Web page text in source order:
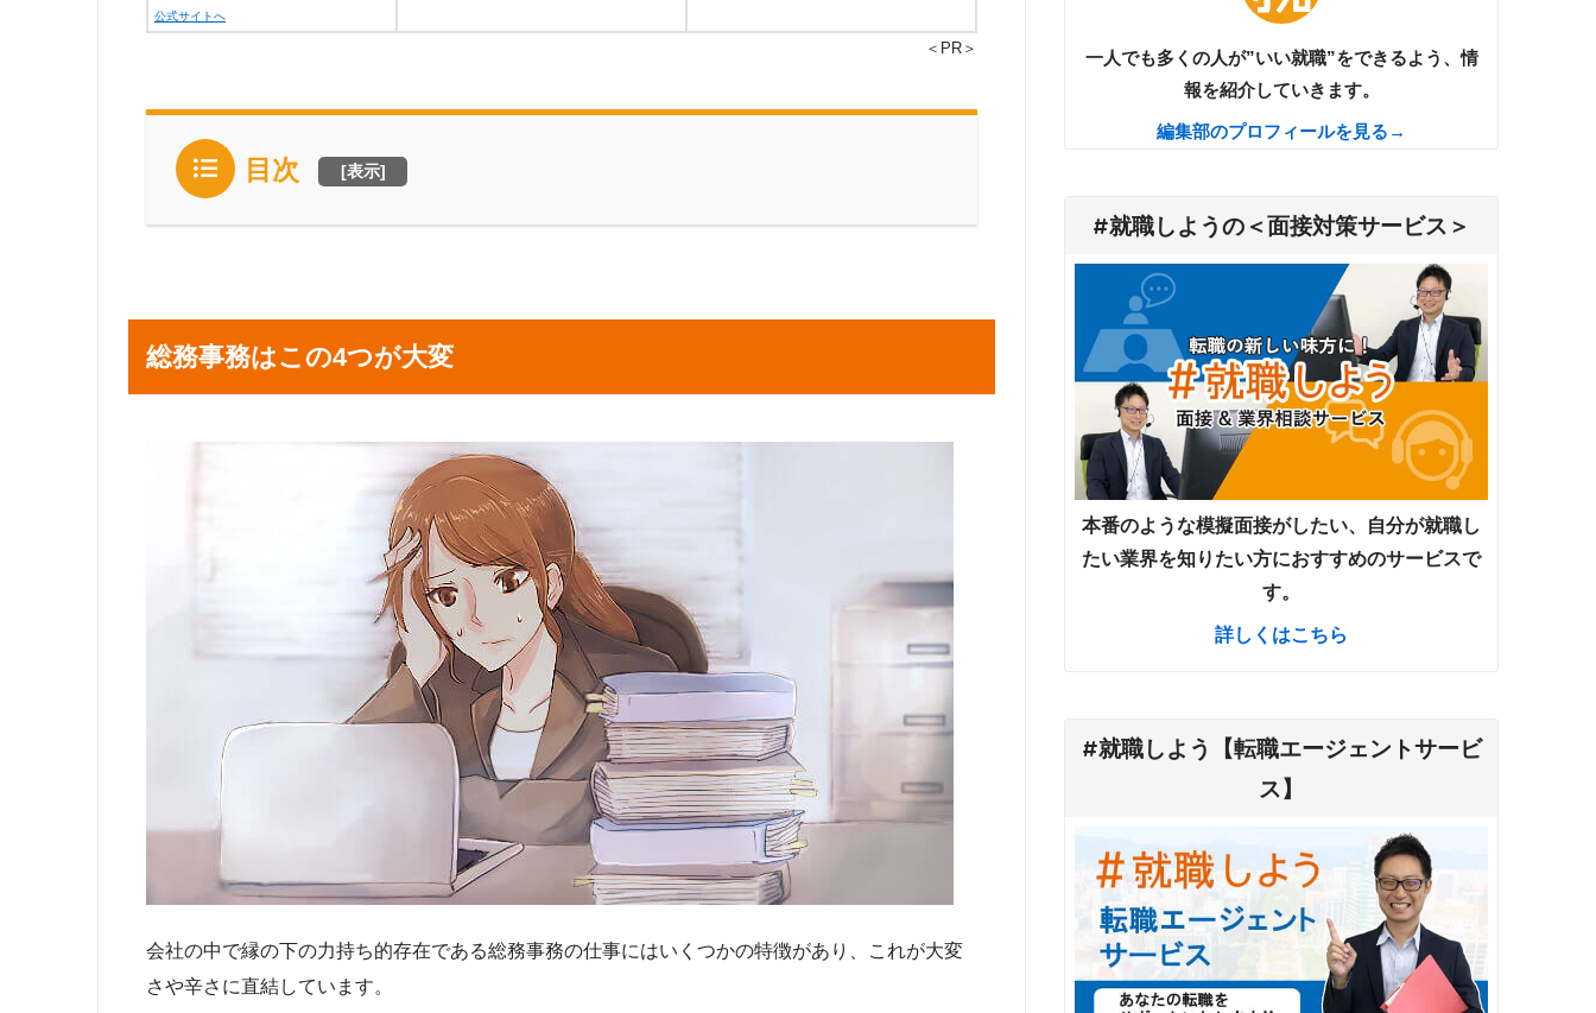
公式サイトへ
＜PR＞
目次 [表示]
総務事務はこの4つが大変
会社の中で縁の下の力持ち的存在である総務事務の仕事にはいくつかの特徴があり、これが大変
さや辛さに直結しています。
一人でも多くの人が”いい就職”をできるよう、情
報を紹介していきます。
編集部のプロフィールを見る→
#就職しようの＜面接対策サービス＞
本番のような模擬面接がしたい、自分が就職し
たい業界を知りたい方におすすめのサービスで
す。
詳しくはこちら
#就職しよう【転職エージェントサービ
ス】